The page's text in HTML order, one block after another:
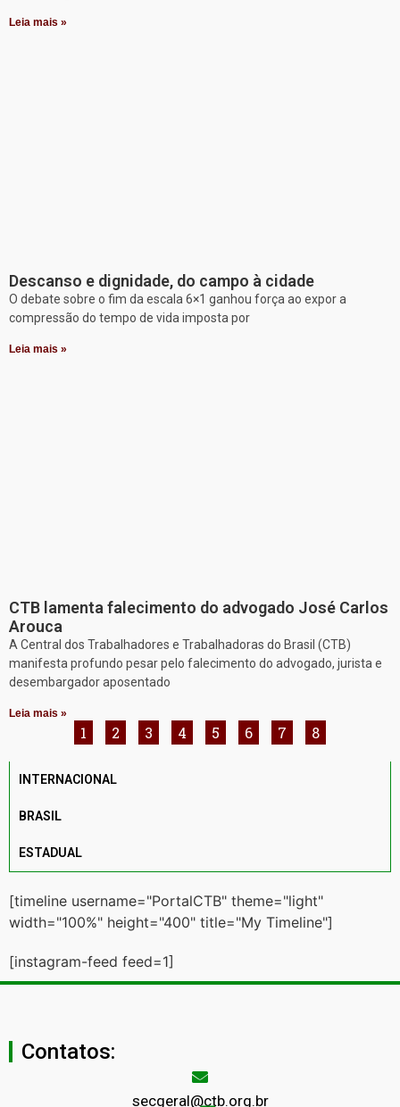
Leia mais »
Descanso e dignidade, do campo à cidade
O debate sobre o fim da escala 6×1 ganhou força ao expor a
compressão do tempo de vida imposta por
Leia mais »
CTB lamenta falecimento do advogado José Carlos
Arouca
A Central dos Trabalhadores e Trabalhadoras do Brasil (CTB)
manifesta profundo pesar pelo falecimento do advogado, jurista e
desembargador aposentado
Leia mais »
1 2 3 4 5 6 7 8
INTERNACIONAL
BRASIL
ESTADUAL
[timeline username="PortalCTB" theme="light"
width="100%" height="400" title="My Timeline"]
[instagram-feed feed=1]
Contatos:
secgeral@ctb.org.br